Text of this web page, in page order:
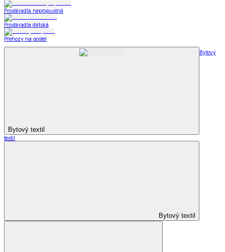
Prostěradla nepropustná
Prostěradla dětská
Přehozy na postel
Bytový textil
Bytový
textil
Bytový textil